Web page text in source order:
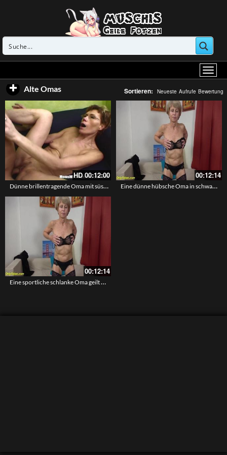
Alte Omas Sortieren: Neueste Aufrufe Bewertung
HD00:12:00
Dünne brillentragende Oma mit süssen kleinen Hängetitten wird durchgenommen von einem jungen Schwanz
00:12:14
Eine dünne hübsche Oma in schwarzer Lingerie mit einer schönen reifen Vagina
00:12:14
Eine sportliche schlanke Oma geilt dich auf in ihrer sexy schwarzen Spitzenunterwäsche